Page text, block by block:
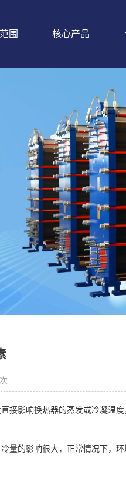
围 核心产品
接影响换热器的蒸发或冷凝温
量的影响很大，正常情况下，环